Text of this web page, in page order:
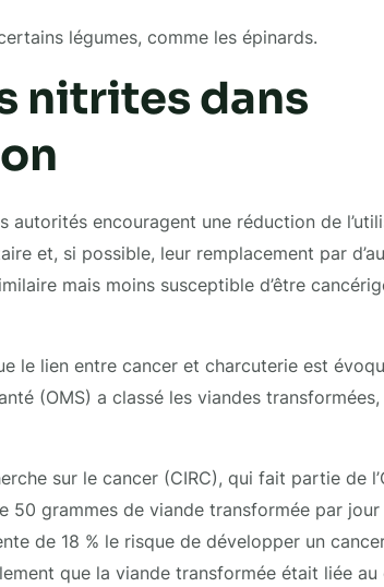
légumes, comme les épinards.
nitrites dans
autorités encouragent une réduction de
et, si possible, leur remplacement par
mais moins susceptible d’être
le lien entre cancer et charcuterie est
(OMS) a classé les viandes
sur le cancer (CIRC), qui fait partie de
50 grammes de viande transformée par
de 18 % le risque de développer un
que la viande transformée était liée